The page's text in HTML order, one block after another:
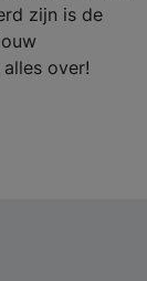
zijn is de
over!